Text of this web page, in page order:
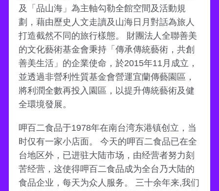
及「品山海」為主軸勾勒全館空間及活動規
劃，藉由歷史人文走讀及山海日月對話為旅人
打造截然不同的旅行樣態。 財團法人全聯善美
的文化藝術基金會秉持「傳承傳統藝術，共創
善美生活」的企業使命，於2015年11月成立，
並透過非營利性質基金會營運宜蘭傳藝園區，
將利潤全數再投入園區，以提升傳統藝術及健
全環境發展。
呷百二食品于1978年在南台湾东港镇创立，当
时仅有一家小店面。 今天的呷百二食品已在全
台地区外，已进驻大陆市场，由经营者努力刻
苦经营，这使得呷百二食品成为全台乃大陆的
食品企业，每天为众人服务。 三十余年来,我们